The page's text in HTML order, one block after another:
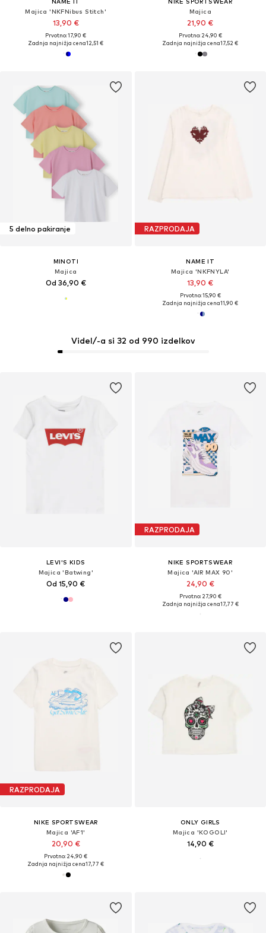
Majica 'NKFNibus Stitch'
13,90 €
Prvotno: 17,90 €
Zadnja najnižja cena12,51 €
Majica
21,90 €
Prvotno: 24,90 €
Zadnja najnižja cena17,52 €
5 delno pakiranje
MINOTI
Majica
Od 36,90 €
RAZPRODAJA
NAME IT
Majica 'NKFNYLA'
13,90 €
Prvotno: 15,90 €
Zadnja najnižja cena11,90 €
LEVI'S KIDS
Majica 'Batwing'
Od 15,90 €
Videl/-a si 32 od 990 izdelkov
RAZPRODAJA
NIKE SPORTSWEAR
Majica 'AIR MAX 90'
24,90 €
Prvotno: 27,90 €
Zadnja najnižja cena17,77 €
RAZPRODAJA
NIKE SPORTSWEAR
Majica 'AF1'
20,90 €
Prvotno: 24,90 €
Zadnja najnižja cena17,77 €
ONLY GIRLS
Majica 'KOGOLI'
14,90 €